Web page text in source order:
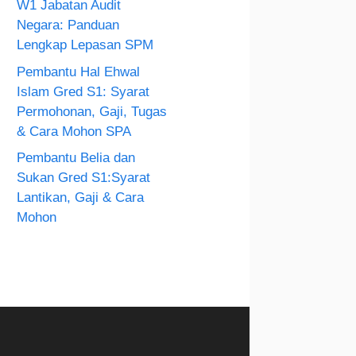
W1 Jabatan Audit
Negara: Panduan
Lengkap Lepasan SPM
Pembantu Hal Ehwal
Islam Gred S1: Syarat
Permohonan, Gaji, Tugas
& Cara Mohon SPA
Pembantu Belia dan
Sukan Gred S1:Syarat
Lantikan, Gaji & Cara
Mohon